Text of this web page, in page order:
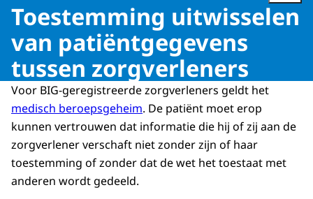
Toestemming uitwisselen
van patiëntgegevens
tussen zorgverleners
Voor BIG-geregistreerde zorgverleners geldt het
medisch beroepsgeheim. De patiënt moet erop
kunnen vertrouwen dat informatie die hij of zij aan de
zorgverlener verschaft niet zonder zijn of haar
toestemming of zonder dat de wet het toestaat met
anderen wordt gedeeld.